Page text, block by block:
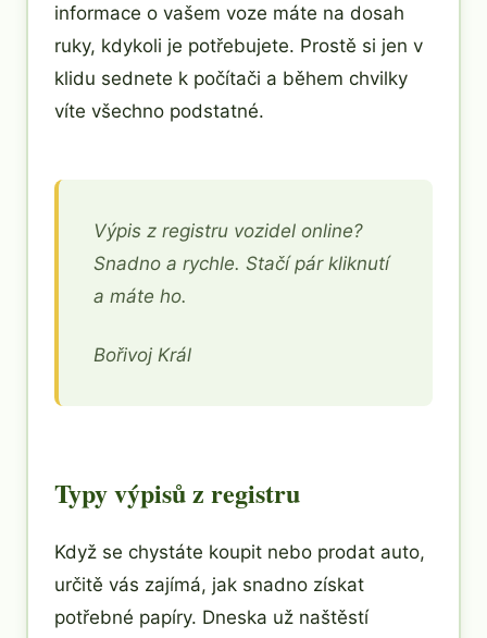
informace o vašem voze máte na dosah
ruky, kdykoli je potřebujete. Prostě si jen v
klidu sednete k počítači a během chvilky
víte všechno podstatné.
Výpis z registru vozidel online?
Snadno a rychle. Stačí pár kliknutí
a máte ho.
Bořivoj Král
Typy výpisů z registru
Když se chystáte koupit nebo prodat auto,
určitě vás zajímá, jak snadno získat
potřebné papíry. Dneska už naštěstí